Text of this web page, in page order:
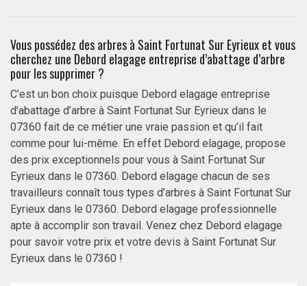
Vous possédez des arbres à Saint Fortunat Sur Eyrieux et vous
cherchez une Debord elagage entreprise d’abattage d’arbre
pour les supprimer ?
C’est un bon choix puisque Debord elagage entreprise
d’abattage d’arbre à Saint Fortunat Sur Eyrieux dans le
07360 fait de ce métier une vraie passion et qu’il fait
comme pour lui-même. En effet Debord elagage, propose
des prix exceptionnels pour vous à Saint Fortunat Sur
Eyrieux dans le 07360. Debord elagage chacun de ses
travailleurs connaît tous types d’arbres à Saint Fortunat Sur
Eyrieux dans le 07360. Debord elagage professionnelle
apte à accomplir son travail. Venez chez Debord elagage
pour savoir votre prix et votre devis à Saint Fortunat Sur
Eyrieux dans le 07360 !